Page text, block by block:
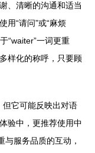
、清晰的沟通和适当
用“请问”或“麻烦
“waiter”一词更重
样化的称呼，只要顾
但它可能反映出对语
验中，更推荐使用中
与服务品质的互动，